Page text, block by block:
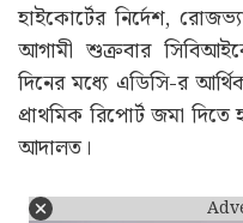
হাইকোর্টের নির্দেশ,
আগামী শুক্রবার
দিনের মধ্যে এডিসি-র
প্রাথমিক রিপোর্ট জমা দিতে
আদালত।